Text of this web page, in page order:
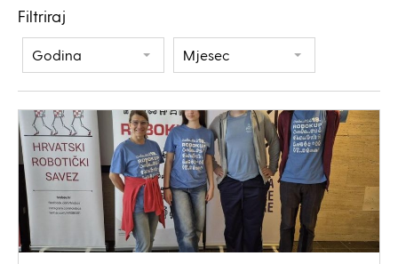
Filtriraj
Godina Mjesec